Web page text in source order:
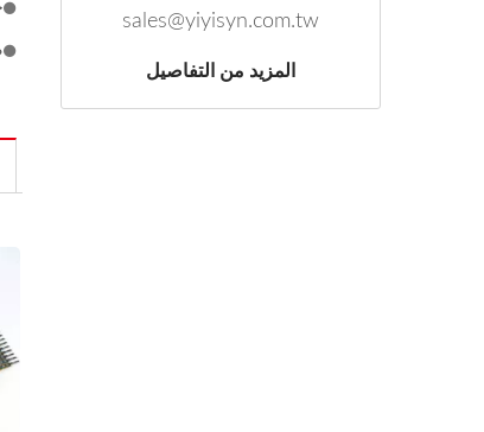
sales@yiyisyn.com.tw
المزيد من التفاصيل